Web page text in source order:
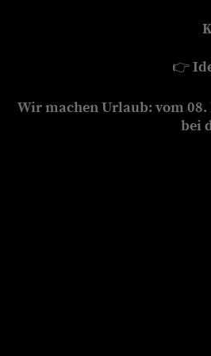
👉
Wir machen Urlaub: vom 08.
bei